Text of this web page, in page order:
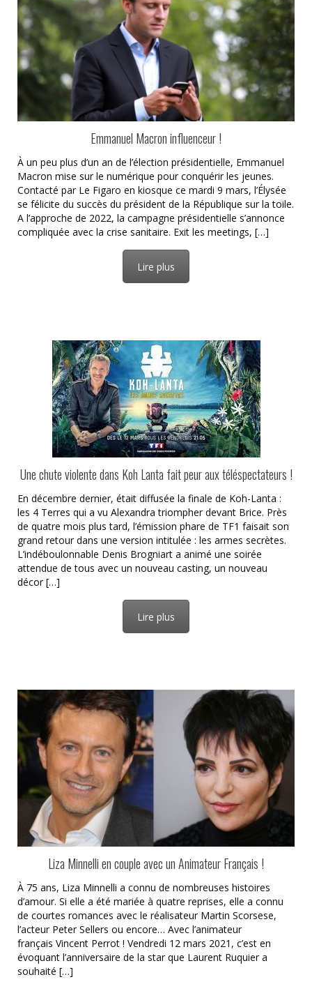
Emmanuel Macron influenceur !
À un peu plus d’un an de l’élection présidentielle, Emmanuel
Macron mise sur le numérique pour conquérir les jeunes.
Contacté par Le Figaro en kiosque ce mardi 9 mars, l’Élysée
se félicite du succès du président de la République sur la toile.
A l’approche de 2022, la campagne présidentielle s’annonce
compliquée avec la crise sanitaire. Exit les meetings, […]
Lire plus
Une chute violente dans Koh Lanta fait peur aux téléspectateurs !
En décembre dernier, était diffusée la finale de Koh-Lanta :
les 4 Terres qui a vu Alexandra triompher devant Brice. Près
de quatre mois plus tard, l’émission phare de TF1 faisait son
grand retour dans une version intitulée : les armes secrètes.
L’indéboulonnable Denis Brogniart a animé une soirée
attendue de tous avec un nouveau casting, un nouveau
décor […]
Lire plus
Liza Minnelli en couple avec un Animateur Français !
À 75 ans, Liza Minnelli a connu de nombreuses histoires
d’amour. Si elle a été mariée à quatre reprises, elle a connu
de courtes romances avec le réalisateur Martin Scorsese,
l’acteur Peter Sellers ou encore… Avec l’animateur
français Vincent Perrot ! Vendredi 12 mars 2021, c’est en
évoquant l’anniversaire de la star que Laurent Ruquier a
souhaité […]